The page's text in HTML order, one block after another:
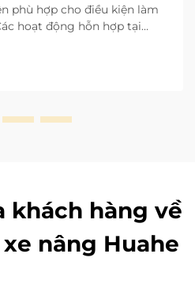
phù hợp cho điều kiện làm
hoạt động hỗn hợp tại
ngoài sân. Điều này khiến
yếu tố đầu tiên cần xem xét
khách hàng về
nâng Huahe